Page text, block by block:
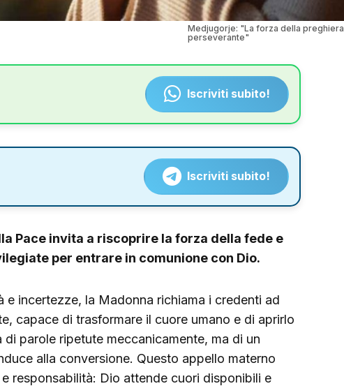
Medjugorje: "La forza della preghiera
perseverante"
Iscriviti subito!
Iscriviti subito!
Pace invita a riscoprire la forza della fede e
per entrare in comunione con Dio.
e incertezze, la Madonna richiama i credenti ad
capace di trasformare il cuore umano e di aprirlo
di parole ripetute meccanicamente, ma di un
alla conversione. Questo appello materno
responsabilità: Dio attende cuori disponibili e